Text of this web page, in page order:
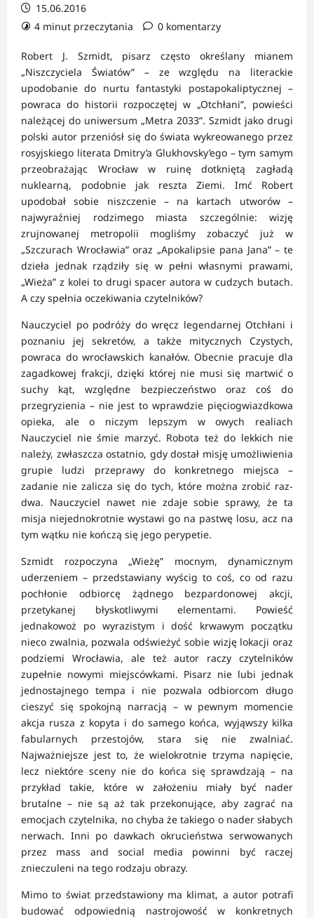
15.06.2016
4 minut przeczytania
0 komentarzy
Robert J. Szmidt, pisarz często określany mianem
„Niszczyciela Światów” – ze względu na literackie
upodobanie do nurtu fantastyki postapokaliptycznej –
powraca do historii rozpoczętej w „Otchłani”, powieści
należącej do uniwersum „Metra 2033”. Szmidt jako drugi
polski autor przeniósł się do świata wykreowanego przez
rosyjskiego literata Dmitry’a Glukhovsky’ego – tym samym
przeobrażając Wrocław w ruinę dotkniętą zagładą
nuklearną, podobnie jak reszta Ziemi. Imć Robert
upodobał sobie niszczenie – na kartach utworów –
najwyraźniej rodzimego miasta szczególnie: wizję
zrujnowanej metropolii mogliśmy zobaczyć już w
„Szczurach Wrocławia” oraz „Apokalipsie pana Jana” – te
dzieła jednak rządziły się w pełni własnymi prawami,
„Wieża” z kolei to drugi spacer autora w cudzych butach.
A czy spełnia oczekiwania czytelników?
Nauczyciel po podróży do wręcz legendarnej Otchłani i
poznaniu jej sekretów, a także mitycznych Czystych,
powraca do wrocławskich kanałów. Obecnie pracuje dla
zagadkowej frakcji, dzięki której nie musi się martwić o
suchy kąt, względne bezpieczeństwo oraz coś do
przegryzienia – nie jest to wprawdzie pięciogwiazdkowa
opieka, ale o niczym lepszym w owych realiach
Nauczyciel nie śmie marzyć. Robota też do lekkich nie
należy, zwłaszcza ostatnio, gdy dostał misję umożliwienia
grupie ludzi przeprawy do konkretnego miejsca –
zadanie nie zalicza się do tych, które można zrobić raz-
dwa. Nauczyciel nawet nie zdaje sobie sprawy, że ta
misja niejednokrotnie wystawi go na pastwę losu, acz na
tym wątku nie kończą się jego perypetie.
Szmidt rozpoczyna „Wieżę” mocnym, dynamicznym
uderzeniem – przedstawiany wyścig to coś, co od razu
pochłonie odbiorcę żądnego bezpardonowej akcji,
przetykanej błyskotliwymi elementami. Powieść
jednakowoż po wyrazistym i dość krwawym początku
nieco zwalnia, pozwala odświeżyć sobie wizję lokacji oraz
podziemi Wrocławia, ale też autor raczy czytelników
zupełnie nowymi miejscówkami. Pisarz nie lubi jednak
jednostajnego tempa i nie pozwala odbiorcom długo
cieszyć się spokojną narracją – w pewnym momencie
akcja rusza z kopyta i do samego końca, wyjąwszy kilka
fabularnych przestojów, stara się nie zwalniać.
Najważniejsze jest to, że wielokrotnie trzyma napięcie,
lecz niektóre sceny nie do końca się sprawdzają – na
przykład takie, które w założeniu miały być nader
brutalne – nie są aż tak przekonujące, aby zagrać na
emocjach czytelnika, no chyba że takiego o nader słabych
nerwach. Inni po dawkach okrucieństwa serwowanych
przez mass and social media powinni być raczej
znieczuleni na tego rodzaju obrazy.
Mimo to świat przedstawiony ma klimat, a autor potrafi
budować odpowiednią nastrojowość w konkretnych